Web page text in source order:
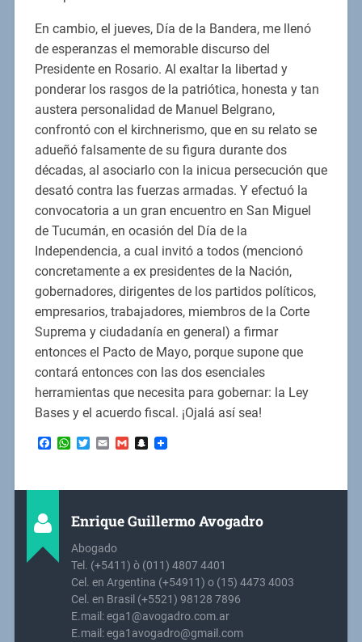
En cambio, el jueves, Día de la Bandera, me llenó
de esperanzas el memorable discurso del
Presidente en Rosario. Al exaltar la libertad y
ponderar los rasgos de la patriótica, honesta y tan
austera personalidad de Manuel Belgrano,
confrontó con el kirchnerismo, que en su relato se
adueñó falsamente de su figura durante dos
décadas, al asociarlo con la inicua persecución que
desató contra las fuerzas armadas. Y efectuó la
convocatoria a un gran encuentro en San Miguel
de Tucumán, en ocasión del Día de la
Independencia, a cual invitó a todos (mencionó
concretamente a ex presidentes de la Nación,
gobernadores, dirigentes de los partidos políticos,
empresarios, trabajadores, miembros de la Corte
Suprema y ciudadanía en general) a firmar
entonces el Pacto de Mayo, porque supone que
contará entonces con las dos esenciales
herramientas que necesita para gobernar: la Ley
Bases y el acuerdo fiscal. ¡Ojalá así sea!
Facebook
WhatsApp
Twitter
EmailGmailSnapchat
Enrique Guillermo Avogadro
Abogado
Tel. (+5411) ò (011) 4807 4401
Cel. en Argentina (+54911) o (15) 4473 4003
Cel. en Brasil (+5521) 98128 7896
E.mail: ega1@avogadro.com.ar
E.mail: ega1avogadro@gmail.com